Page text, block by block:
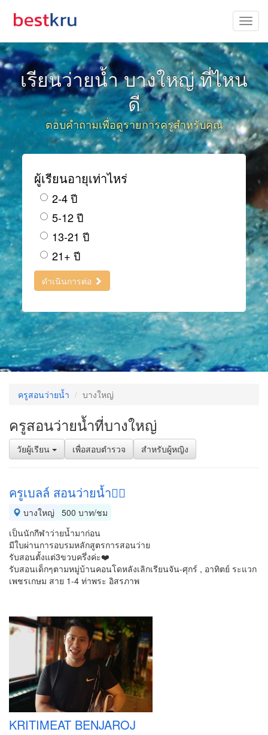
เรียนว่ายน้ำ บางใหญ่ ที่ไหน
ดี
ตอบคำถามเพื่อดูรายการครูสำหรับคุณ
ผู้เรียนอายุเท่าไหร่
2-4 ปี
5-12 ปี
13-21 ปี
21+ ปี
ดำเนินการต่อ
ครูสอนว่ายน้ำ บางใหญ่
ครูสอนว่ายน้ำที่บางใหญ่
วัยผู้เรียน เพื่อสอบตำรวจ สำหรับผู้หญิง
ครูเบลล์​ สอนว่ายน้ำ🏊‍♂️
บางใหญ่
500 บาท/ชม
เป็นนักกีฬาว่ายน้ำมาก่อน
มีใบผ่านการอบรมหลักสูตรการสอนว่าย
รับสอนตั้งแต่3ขวบครึ่งค่ะ❤️
รับสอนเด็กๆตามหมู่บ้านคอนโดหลังเลิกเรียนจัน-ศุก​ร์ , อาทิตย์ ระแวก
เพชรเกษม สาย 1-4 ท่าพระ อิสรภาพ
KRITIMEAT BENJAROJ